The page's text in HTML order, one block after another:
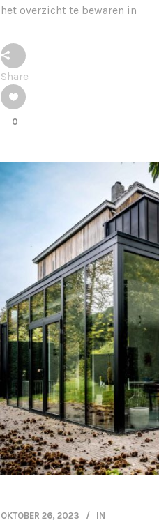
het overzicht te bewaren in
Share
0
OKTOBER 26, 2023 IN